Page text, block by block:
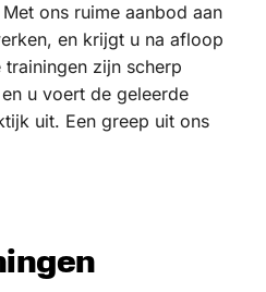
ons ruime aanbod aan
en krijgt u na afloop
zijn scherp
u voert de geleerde
uit. Een greep uit ons